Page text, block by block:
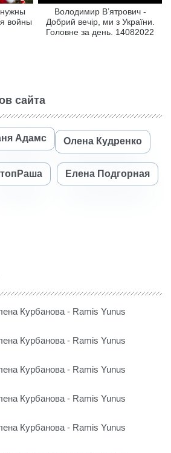
войны
Володимир В’ятрович -
Добрий вечір, ми з України.
Головне за день. 14082022
сайта
Адамс Олена Кудренко
Елена Подгорная
Курбанова - Ramis Yunus
Курбанова - Ramis Yunus
Курбанова - Ramis Yunus
Курбанова - Ramis Yunus
Курбанова - Ramis Yunus